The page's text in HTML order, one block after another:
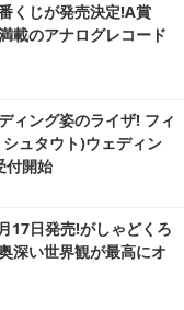
くじが発売決定!A賞
載のアナログレコード
ィング姿のライザ! フィ
ュタウト)ウェディン
付開始
17日発売!がしゃどくろ
深い世界観が最高にオ